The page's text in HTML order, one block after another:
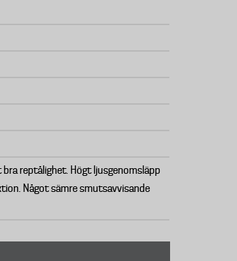
bra reptålighet. Högt ljusgenomsläpp
Något sämre smutsavvisande